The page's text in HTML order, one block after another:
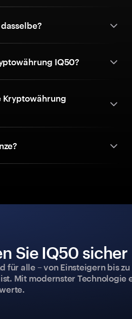
IQ50?
Kryptowährung
Sie IQ50
für alle – von Einsteigern bis
Mit modernster